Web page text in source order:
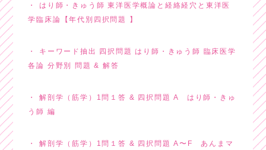
はり師・きゅう師 東洋医学概論と経絡経穴と東洋医
学臨床論【年代別四択問題 】
キーワード抽出 四択問題 はり師・きゅう師 臨床医学
各論 分野別 問題 & 解答
解剖学（筋学）1問１答 & 四択問題 A はり師・きゅ
う師 編
解剖学（筋学）1問１答 & 四択問題 A〜F あんまマ